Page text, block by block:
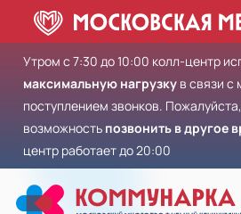
Утром с 7:30 до 10:00 колл-центр
максимальную нагрузку в связи с
поступлением звонков.
возможность позвонить в другое
центр работает до 20:00